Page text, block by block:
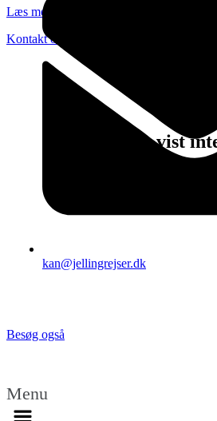
kan@jellingrejser.dk
Besøg også
Menu
Læs mere i vores katalog her
Kontakt os for tilbud
Andre har vist